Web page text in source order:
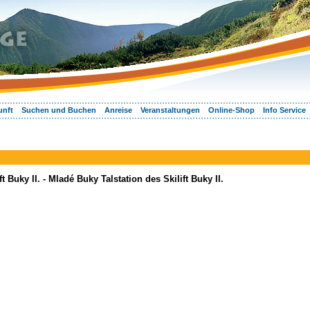
Suchen und Buchen Anreise Veranstaltungen Online-Shop Info Service
Buky II. - Mladé Buky Talstation des Skilift Buky II.